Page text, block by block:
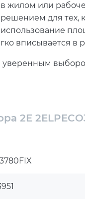
жилом или
для тех,
вписывается в
уверенным
стандартов
2E